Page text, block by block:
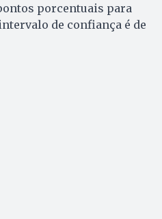
porcentuais para
de confiança é de